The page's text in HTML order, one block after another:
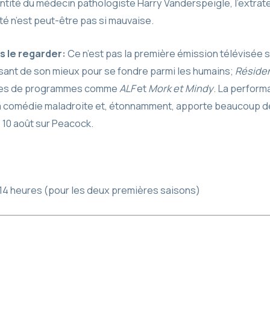
du médecin pathologiste Harry Vanderspeigle,
n’est peut-être pas si mauvaise.
le regarder: Ce n’est pas la première émission
de son mieux pour se fondre parmi les humains;
de programmes commeALFetMork et Mindy. La
maladroite et, étonnamment, apporte beaucoup
août sur Peacock.
heures (pour les deux premières saisons)